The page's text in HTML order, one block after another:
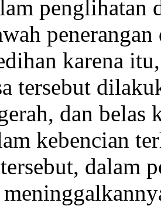
penglihatan
karena
tersebut
dan
kebencian
dalam